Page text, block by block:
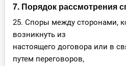
7. Порядок рассмотрения
25. Споры между сторонами,
возникнуть из
настоящего договора или в
путем переговоров,